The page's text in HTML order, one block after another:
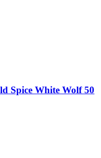
Spice White Wolf 50